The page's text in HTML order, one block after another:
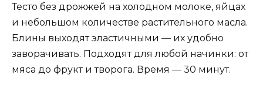
Тесто без дрожжей на холодном молоке, яйцах
и небольшом количестве растительного масла.
Блины выходят эластичными — их удобно
заворачивать. Подходят для любой начинки: от
мяса до фрукт и творога. Время — 30 минут.